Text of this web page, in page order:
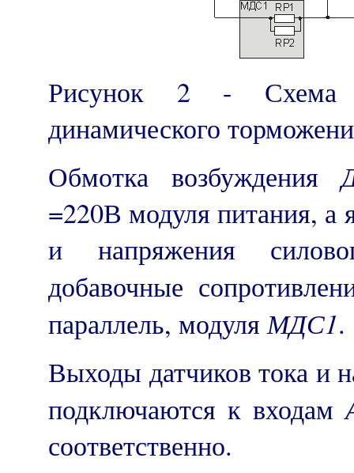
Рисунок 2 - Схема
динамического
Обмотка возбуждения
=220В модуля питания, а
и напряжения
добавочные
параллель, модуляМДС1.
Выходы датчиков тока и
подключаются к входам
соответственно.